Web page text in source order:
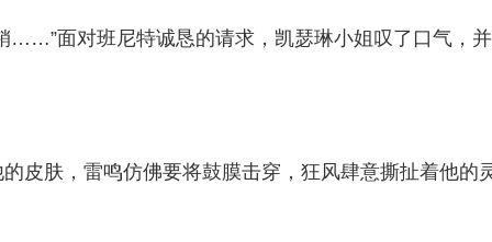
面对班尼特诚恳的请求，凯瑟琳小姐叹了口气，
皮肤，雷鸣仿佛要将鼓膜击穿，狂风肆意撕扯着他的